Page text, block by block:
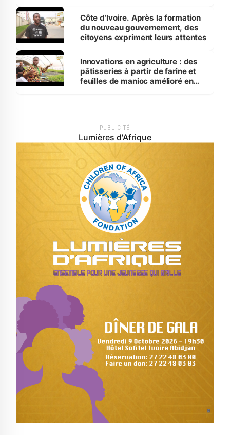
Côte d’Ivoire. Après la formation
du nouveau gouvernement, des
citoyens expriment leurs attentes
Innovations en agriculture : des
pâtisseries à partir de farine et
feuilles de manioc amélioré en
PUBLICITÉ
Lumières d'Afrique